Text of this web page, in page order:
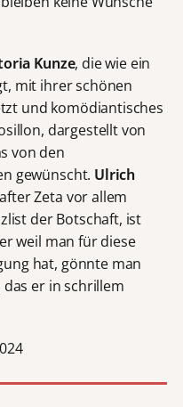
Kunze, die wie ein
mit ihrer schönen
und komödiantisches
dargestellt von
von den
gewünscht. Ulrich
Zeta vor allem
der Botschaft, ist
weil man für diese
hat, gönnte man
er in schrillem